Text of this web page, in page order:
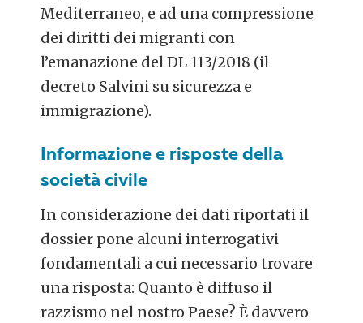
Mediterraneo, e ad una compressione
dei diritti dei migranti con
l’emanazione del DL 113/2018 (il
decreto Salvini su sicurezza e
immigrazione).
Informazione e risposte della
società civile
In considerazione dei dati riportati il
dossier pone alcuni interrogativi
fondamentali a cui necessario trovare
una risposta: Quanto è diffuso il
razzismo nel nostro Paese? È davvero